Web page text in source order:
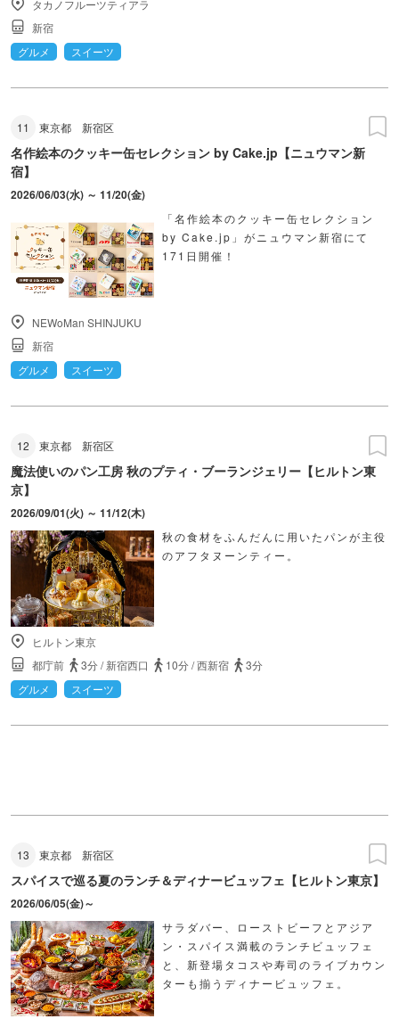
タカノフルーツティアラ
新宿
グルメ
スイーツ
11 東京都 新宿区
名作絵本のクッキー缶セレクション by Cake.jp【ニュウマン新
宿】
2026/06/03(水) ～ 11/20(金)
「名作絵本のクッキー缶セレクション
by Cake.jp」がニュウマン新宿にて
171日開催！
NEWoMan SHINJUKU
新宿
グルメ
スイーツ
12 東京都 新宿区
魔法使いのパン工房 秋のプティ・ブーランジェリー【ヒルトン東
京】
2026/09/01(火) ～ 11/12(木)
秋の食材をふんだんに用いたパンが主役
のアフタヌーンティー。
ヒルトン東京
都庁前
3分/新宿西口 10分/西新宿
3分
グルメ
スイーツ
13 東京都 新宿区
スパイスで巡る夏のランチ＆ディナービュッフェ【ヒルトン東京】
2026/06/05(金)～
サラダバー、ローストビーフとアジア
ン・スパイス満載のランチビュッフェ
と、新登場タコスや寿司のライブカウン
ターも揃うディナービュッフェ。